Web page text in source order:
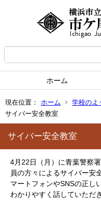
ホーム
現在位置： ホーム 学校のよ
サイバー安全教室
サイバー安全教室
4月22日（月）に青葉警察
員の方々によるサイバー安
マートフォンやSNSの正し
わかりやすく話していただ